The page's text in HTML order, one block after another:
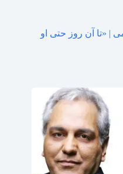
| «تا آن روز حتی او